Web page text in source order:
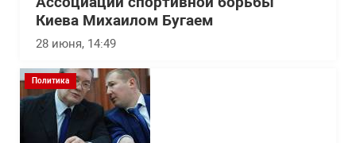
Киева Михаилом Бугаем
28 июня, 14:49
Политика